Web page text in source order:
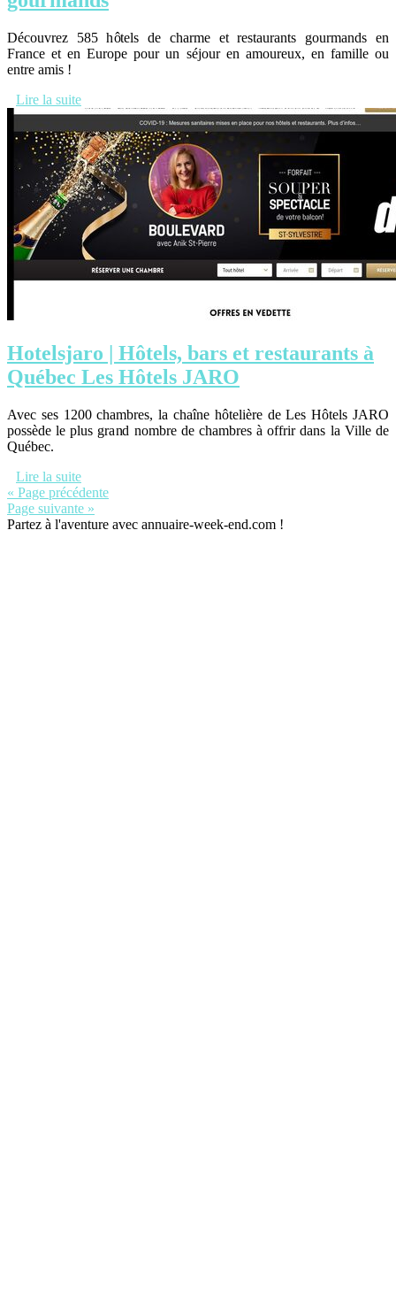
Découvrez 585 hôtels de charme et restaurants gourmands en
France et en Europe pour un séjour en amoureux, en famille ou
entre amis !
Lire la suite
Hotelsjaro | Hôtels, bars et restaurants à
Québec Les Hôtels JARO
Avec ses 1200 chambres, la chaîne hôtelière de Les Hôtels JARO
possède le plus grand nombre de chambres à offrir dans la Ville de
Québec.
Lire la suite
« Page précédente
Page suivante »
Partez à l'aventure avec annuaire-week-end.com !